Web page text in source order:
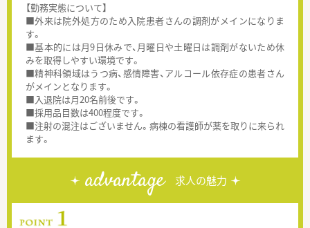
【勤務実態について】
■外来は院外処方のため入院患者さんの調剤がメインになりま
す。
■基本的には月9日休みで、月曜日や土曜日は調剤がないため休
みを取得しやすい環境です。
■精神科領域はうつ病、感情障害、アルコール依存症の患者さん
がメインとなります。
■入退院は月20名前後です。
■採用品目数は400程度です。
■注射の混注はございません。病棟の看護師が薬を取りに来られ
ます。
advantage 求人の魅力